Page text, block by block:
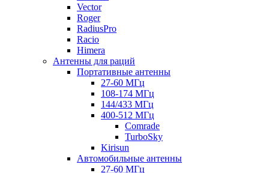
Vector
Roger
RadiusPro
Racio
Himera
Антенны для раций
Портативные антенны
27-60 МГц
108-174 МГц
144/433 МГц
400-512 МГц
Comrade
TurboSky
Kirisun
Автомобильные антенны
27-60 МГц